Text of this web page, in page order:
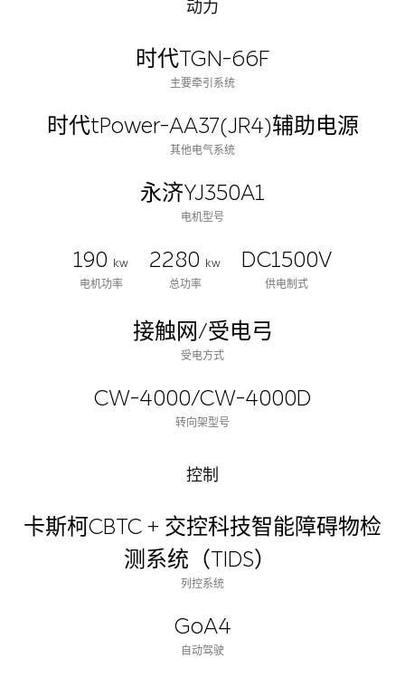
动力
时代TGN-66F
主要牵引系统
时代tPower-AA37(JR4)辅助电源
其他电气系统
永济YJ350A1
电机型号
190
kw
电机功率
2280
kw
总功率
DC1500V
供电制式
接触网/受电弓
受电方式
CW-4000/CW-4000D
转向架型号
控制
卡斯柯CBTC + 交控科技智能障碍物检
测系统（TIDS）
列控系统
GoA4
自动驾驶